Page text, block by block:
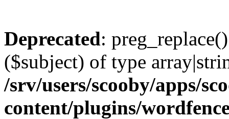
Deprecated:
($subject) of type
/srv/users/scooby/apps/
content/plugins/